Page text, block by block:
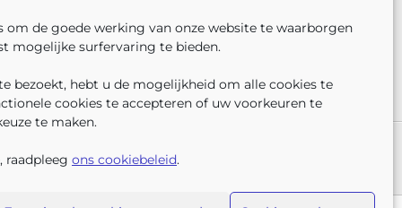
om de goede werking van onze website te waarborgen
mogelijke surfervaring te bieden.
bezoekt, hebt u de mogelijkheid om alle cookies te
cookies te accepteren of uw voorkeuren te
te maken.
raadpleeg ons cookiebeleid.